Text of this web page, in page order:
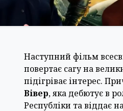
Наступний фільм
повертає сагу на
підігріває інтерес.
Вівер, яка дебютує в
Республіки та віддає